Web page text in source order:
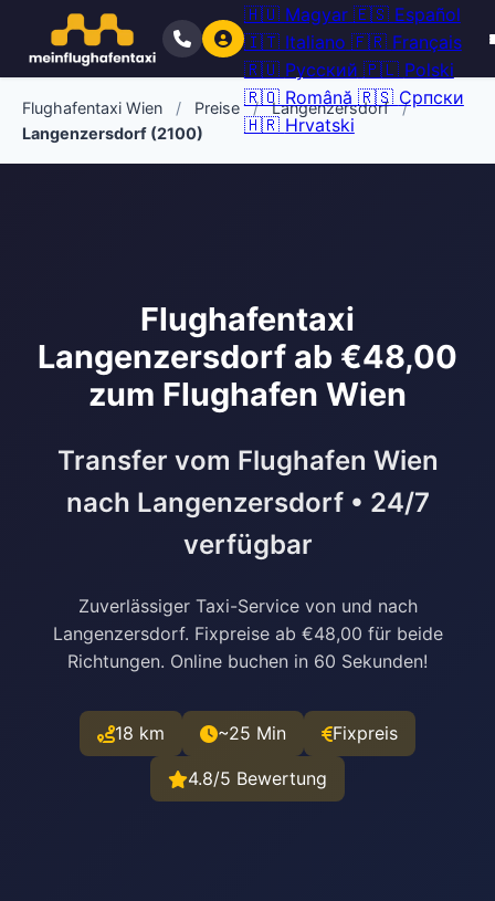
🇭🇺 Magyar 🇪🇸 Español
🇮🇹 Italiano 🇫🇷 Français
🇷🇺 Русский 🇵🇱 Polski
🇷🇴 Română 🇷🇸 Српски
🇭🇷 Hrvatski
Flughafentaxi Wien / Preise / Langenzersdorf
/
Langenzersdorf (2100)
Flughafentaxi
Langenzersdorf ab €48,00
zum Flughafen Wien
Transfer vom Flughafen Wien
nach Langenzersdorf • 24/7
verfügbar
Zuverlässiger Taxi-Service von und nach
Langenzersdorf. Fixpreise ab €48,00 für beide
Richtungen. Online buchen in 60 Sekunden!
18 km ~25 Min Fixpreis
4.8/5 Bewertung